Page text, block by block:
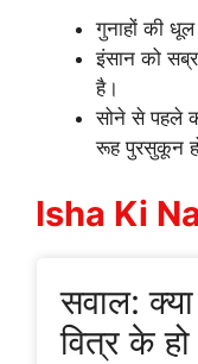
गुनाहों की
इंसान को
है।
सोने से पहले
रूह पुरसुकून
Isha Ki
सवाल:
वित्र के